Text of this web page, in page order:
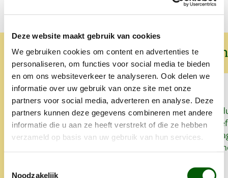
Deze website maakt gebruik van cookies
We gebruiken cookies om content en advertenties te
personaliseren, om functies voor social media te bieden
en om ons websiteverkeer te analyseren. Ook delen we
informatie over uw gebruik van onze site met onze
partners voor social media, adverteren en analyse. Deze
partners kunnen deze gegevens combineren met andere
informatie die u aan ze heeft verstrekt of die ze hebben
verzameld op basis van uw gebruik van hun services.
Noodzakelijk
Wat onze klanten over ons zeggen
Sinds we Nero Gold geven aan
onze honden heeft onze
oudste hond zo goed als geen
Altijd snelle levering en heel
Snel, goed
het lekker.
zo'n klein
super. Alles is